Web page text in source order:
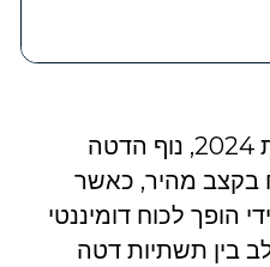
עם התקדמותנו לתוך שנת 2024, נוף הדטה
מהיר, כאשר
הופך לכוח דומיננטי
בין תשתיות דטה